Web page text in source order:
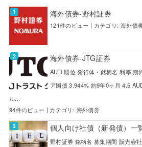
海外債券-野村証券
121件のビュー | カテゴリ: 海外債
海外債券-JTG証券
AUD 順位 発行体・銘柄名 利率 期
ア国債 3.944% 約9年0ヶ月 4.5
ル...
94件のビュー | カテゴリ: 海外債券
個人向け社債（新発債）一
野村証券 銘柄名 募集期間 販売会